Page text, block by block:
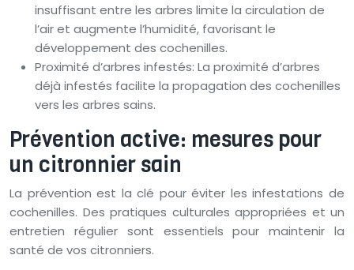
insuffisant entre les arbres limite la circulation de
l’air et augmente l’humidité, favorisant le
développement des cochenilles.
Proximité d’arbres infestés: La proximité d’arbres
déjà infestés facilite la propagation des cochenilles
vers les arbres sains.
Prévention active: mesures pour
un citronnier sain
La prévention est la clé pour éviter les infestations de
cochenilles. Des pratiques culturales appropriées et un
entretien régulier sont essentiels pour maintenir la
santé de vos citronniers.